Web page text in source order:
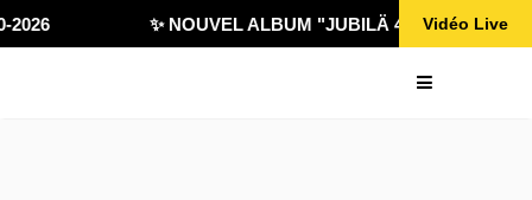
✨ NOUVEL ALBUM "JUBILÄ 432"Vidéo Live